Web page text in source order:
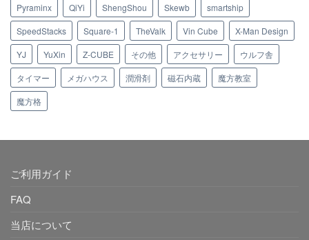
Pyraminx
QiYi ShengShou Skewb
smartship
SpeedStacks
Square-1 TheValk Vin Cube
X-Man Design
YJ
YuXin Z-CUBE その他 アクセサリー
ウルフ舎
タイマー
メガハウス 潤滑剤 磁石内蔵
魔方教室
魔方格
ご利用ガイド
FAQ
当店について